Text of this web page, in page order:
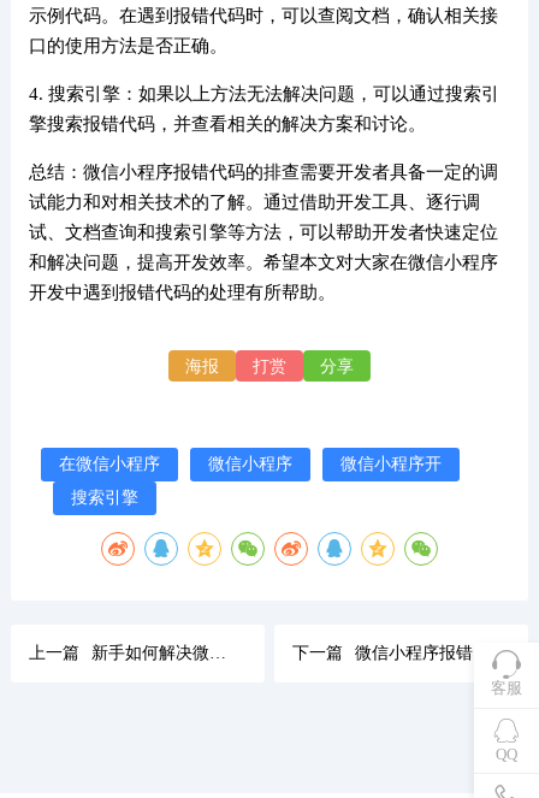
示例代码。在遇到报错代码时，可以查阅文档，确认相关接
口的使用方法是否正确。
4. 搜索引擎：如果以上方法无法解决问题，可以通过搜索引
擎搜索报错代码，并查看相关的解决方案和讨论。
总结：微信小程序报错代码的排查需要开发者具备一定的调
试能力和对相关技术的了解。通过借助开发工具、逐行调
试、文档查询和搜索引擎等方法，可以帮助开发者快速定位
和解决问题，提高开发效率。希望本文对大家在微信小程序
开发中遇到报错代码的处理有所帮助。
海报 打赏 分享
在微信小程序 微信小程序
微信小程序开
搜索引擎
上一篇 新手如何解决微信小程序常见问题 下一篇
客服
QQ